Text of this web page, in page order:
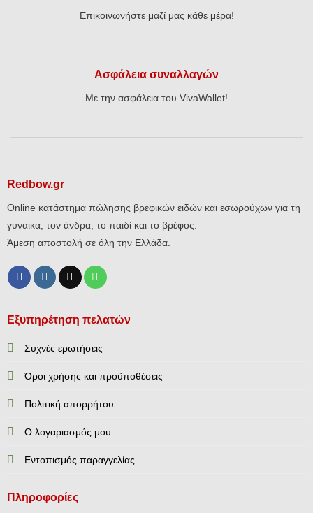
Επικοινωνήστε μαζί μας κάθε μέρα!
Ασφάλεια συναλλαγών
Με την ασφάλεια του VivaWallet!
Redbow.gr
Online κατάστημα πώλησης βρεφικών ειδών και εσωρούχων για τη
γυναίκα, τον άνδρα, το παιδί και το βρέφος.
Άμεση αποστολή σε όλη την Ελλάδα.
Εξυπηρέτηση πελατών
Συχνές ερωτήσεις
Όροι χρήσης και προϋποθέσεις
Πολιτική απορρήτου
Ο λογαριασμός μου
Εντοπισμός παραγγελίας
Πληροφορίες